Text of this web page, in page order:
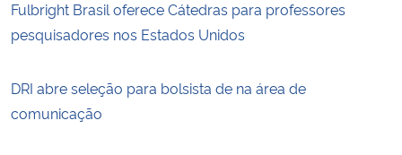
Fulbright Brasil oferece Cátedras para professores
pesquisadores nos Estados Unidos
DRI abre seleção para bolsista de na área de
comunicação